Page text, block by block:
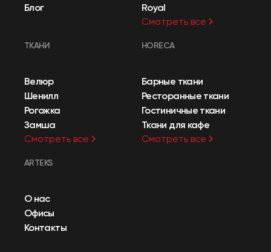
Блог
Royal
Смотреть все
ТКАНИ
Велюр
Шенилл
Рогожка
Замша
Смотреть все
HORECA
Барные ткани
Ресторанные ткани
Гостиничные ткани
Ткани для кафе
Смотреть все
ARTEKS
О нас
Офисы
Контакты